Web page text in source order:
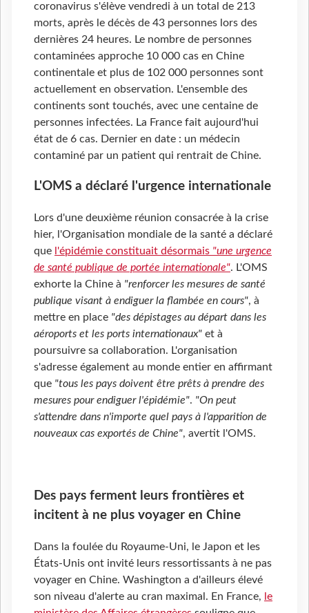
coronavirus s'élève vendredi à un total de 213
morts, après le décès de 43 personnes lors des
dernières 24 heures. Le nombre de personnes
contaminées approche 10 000 cas en Chine
continentale et plus de 102 000 personnes sont
actuellement en observation. L'ensemble des
continents sont touchés, avec une centaine de
personnes infectées. La France fait aujourd'hui
état de 6 cas. Dernier en date : un médecin
contaminé par un patient qui rentrait de Chine.
L'OMS a déclaré l'urgence internationale
Lors d'une deuxième réunion consacrée à la crise
hier, l'Organisation mondiale de la santé a déclaré
que l'épidémie constituait désormais "une urgence
de santé publique de portée internationale". L'OMS
exhorte la Chine à "renforcer les mesures de santé
publique visant à endiguer la flambée en cours", à
mettre en place "des dépistages au départ dans les
aéroports et les ports internationaux" et à
poursuivre sa collaboration. L'organisation
s'adresse également au monde entier en affirmant
que "tous les pays doivent être prêts à prendre des
mesures pour endiguer l'épidémie". "On peut
s'attendre dans n'importe quel pays à l'apparition de
nouveaux cas exportés de Chine", avertit l'OMS.
Des pays ferment leurs frontières et
incitent à ne plus voyager en Chine
Dans la foulée du Royaume-Uni, le Japon et les
États-Unis ont invité leurs ressortissants à ne pas
voyager en Chine. Washington a d'ailleurs élevé
son niveau d'alerte au cran maximal. En France, le